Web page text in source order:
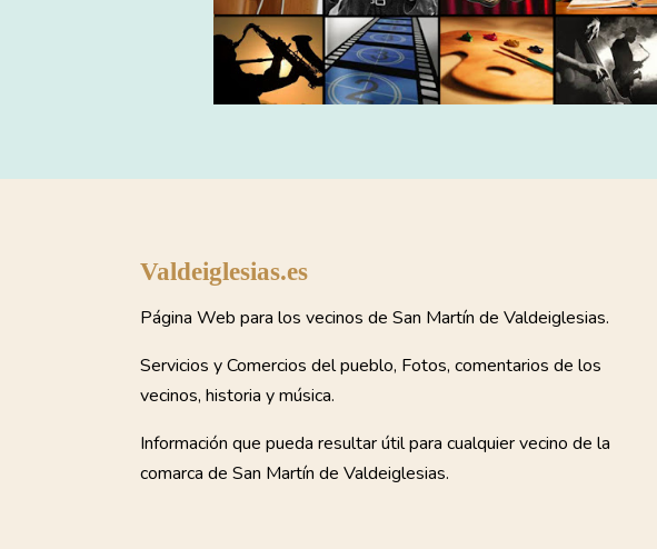
Valdeiglesias.es
Página Web para los vecinos de San Martín de Valdeiglesias.
Servicios y Comercios del pueblo, Fotos, comentarios de los
vecinos, historia y música.
Información que pueda resultar útil para cualquier vecino de la
comarca de San Martín de Valdeiglesias.